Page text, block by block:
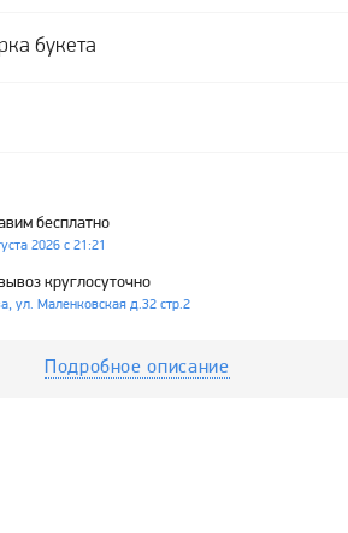
букета
бесплатно
2026 с 21:21
круглосуточно
ул. Маленковская д.32 стр.2
Подробное описание